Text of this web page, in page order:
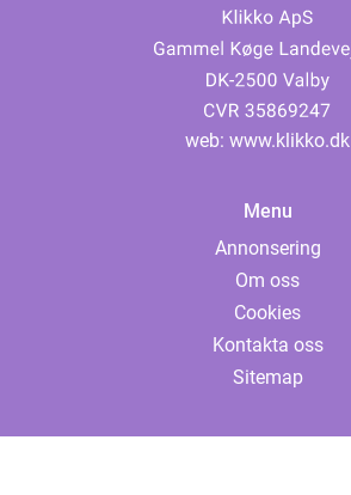
web: www.klikko.dk
Menu
Annonsering
Om oss
Cookies
Kontakta oss
Sitemap